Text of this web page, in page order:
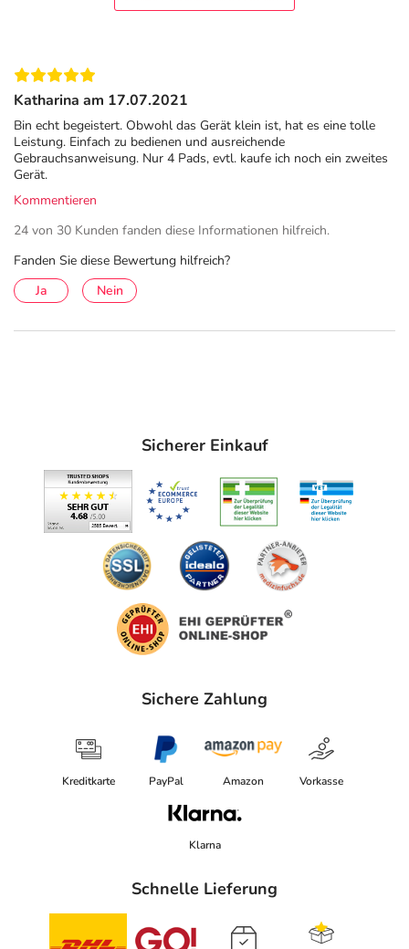
beachten Sie die gesetzlichen Verpflichtungen zur
„Entsorgung und Rücknahme von Elektro- und
Elektronikgeräten und Batterien“ für Endverbraucher.
Entsorgung und Rücknahme von Elektro- und
Elektronikgeräten und Batterien
Im Lieferumfang sind enthalten: 3 Alkali-Mangan AAA
(Micro)
Adresse des Anbieters/Herstellers
BEURER GmbH
PDF des Beipackzettels
können Sie sich oben
herunterladen.
Katharina am 17.07.2021
Bin echt begeistert. Obwohl das Gerät klein ist, hat es eine tolle
Leistung. Einfach zu bedienen und ausreichende
Gebrauchsanweisung. Nur 4 Pads, evtl. kaufe ich noch ein zweites
Gerät.
Kommentieren
24 von 30 Kunden fanden diese Informationen hilfreich.
Fanden Sie diese Bewertung hilfreich?
Ja
Nein
Sicherer Einkauf
Sichere Zahlung
Kreditkarte PayPal Amazon Vorkasse
Klarna
Schnelle Lieferung